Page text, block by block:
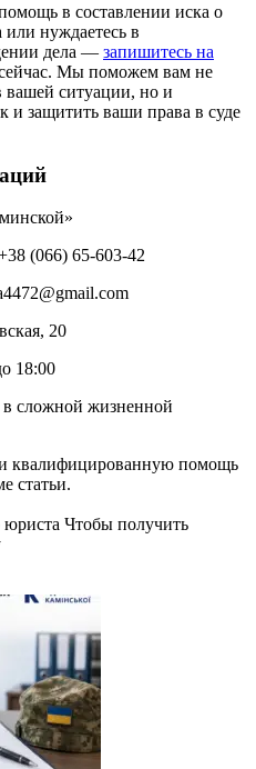
в составлении иска о
нуждаетесь в
дела — запишитесь на
Мы поможем вам не
вашей ситуации, но и
и защитить ваши права в суде
(066) 65-603-42
20
18:00
сложной жизненной
квалифицированную помощь
статьи.
юриста Чтобы получить